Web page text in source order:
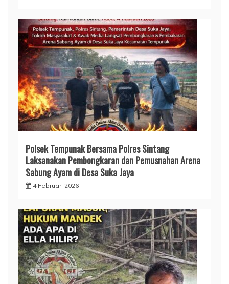
Polsek Tempunak Bersama Polres Sintang
Laksanakan Pembongkaran dan Pemusnahan Arena
Sabung Ayam di Desa Suka Jaya
4 Februari 2026